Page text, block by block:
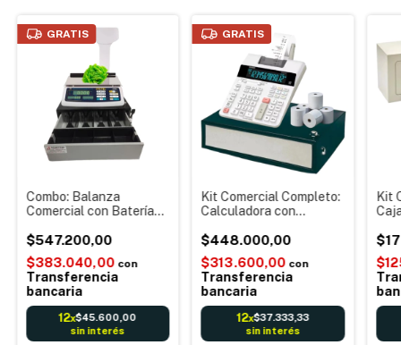
GRATIS
Combo: Balanza
Comercial con Batería
mástil) o Clipse (sin
mástil) 31kg + Caja para
Dinero gaveta 4
divisiones
$547.200,00
$383.040,00 con
Transferencia
bancaria
12x$45.600,00
sin interés
GRATIS
Kit Comercial Completo:
Calculadora con
Dinero Rollos de Papel
Obra simple Córdoba
Envíos
$448.000,00
$313.600,00 con
Transferencia
bancaria
12x$37.333,33
sin interés
Kit
Sin